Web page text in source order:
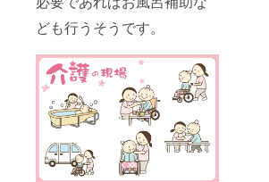
ども行うそうです。